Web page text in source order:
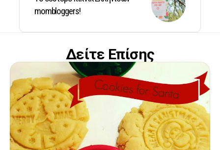
mombloggers!
Δείτε Επίσης